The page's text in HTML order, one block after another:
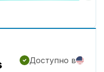
Доступно в